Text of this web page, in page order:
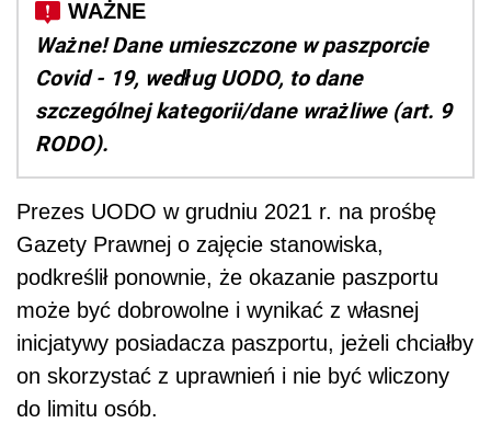
Ważne! Dane umieszczone w paszporcie
Covid - 19, według UODO, to dane
szczególnej kategorii/dane wrażliwe (art. 9
RODO).
Prezes UODO w grudniu 2021 r. na prośbę
Gazety Prawnej o zajęcie stanowiska,
podkreślił ponownie, że okazanie paszportu
może być dobrowolne i wynikać z własnej
inicjatywy posiadacza paszportu, jeżeli chciałby
on skorzystać z uprawnień i nie być wliczony
do limitu osób.